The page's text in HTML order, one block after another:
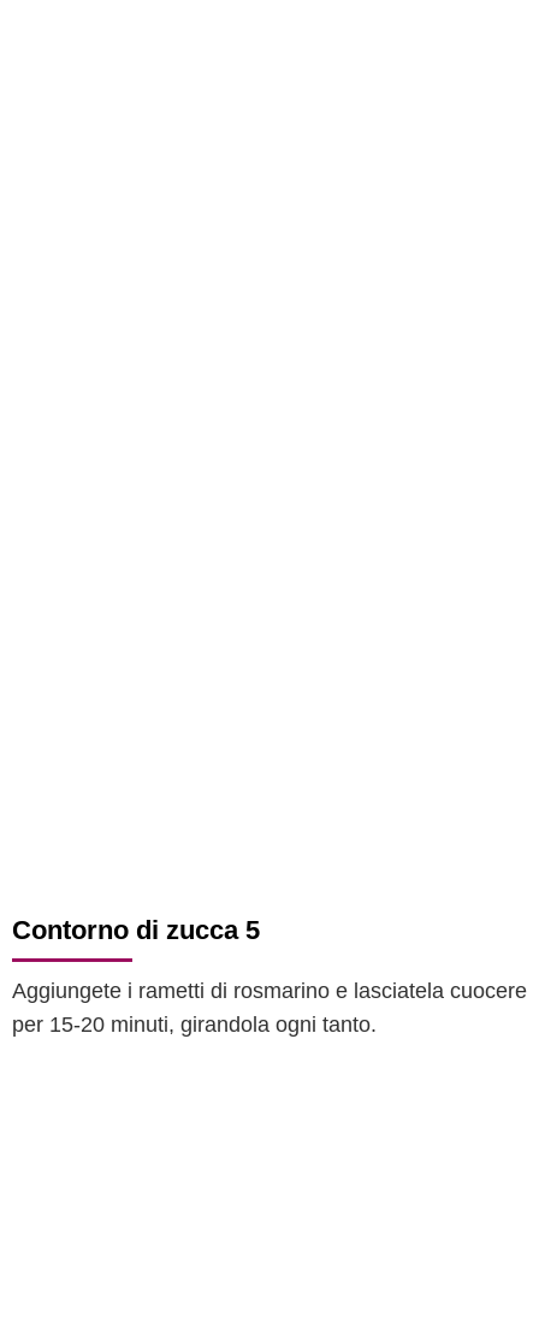
Contorno di zucca 5
Aggiungete i rametti di rosmarino e lasciatela cuocere
per 15-20 minuti, girandola ogni tanto.